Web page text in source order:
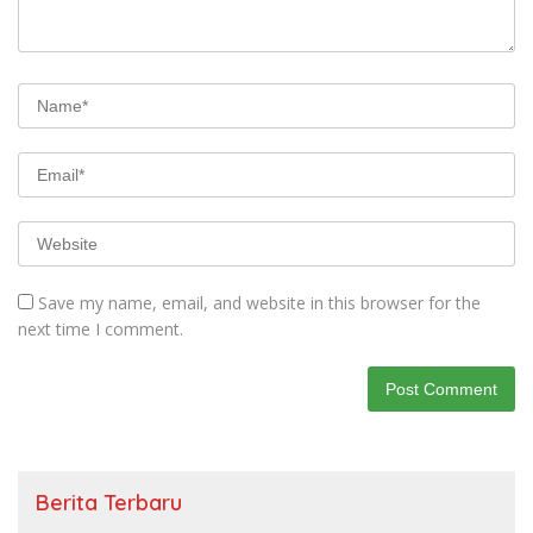
Save my name, email, and website in this browser for the
next time I comment.
Berita Terbaru